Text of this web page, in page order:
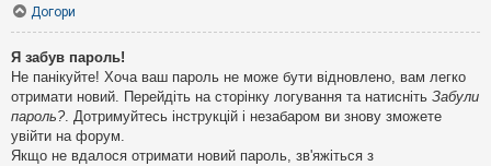
Догори
Я забув пароль!
Не панікуйте! Хоча ваш пароль не може бути відновлено, вам легко
отримати новий. Перейдіть на сторінку логування та натисніть Забули
пароль?. Дотримуйтесь інструкцій і незабаром ви знову зможете
увійти на форум.
Якщо не вдалося отримати новий пароль, зв'яжіться з